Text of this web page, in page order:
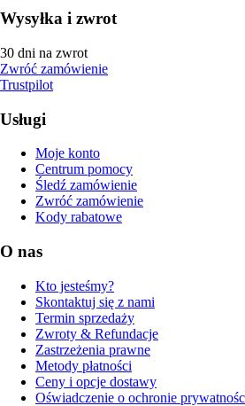
Wysyłka i zwrot
30 dni na zwrot
Zwróć zamówienie
Trustpilot
Usługi
Moje konto
Centrum pomocy
Śledź zamówienie
Zwróć zamówienie
Kody rabatowe
O nas
Kto jesteśmy?
Skontaktuj się z nami
Termin sprzedaży
Zwroty & Refundacje
Zastrzeżenia prawne
Metody płatności
Ceny i opcje dostawy
Oświadczenie o ochronie